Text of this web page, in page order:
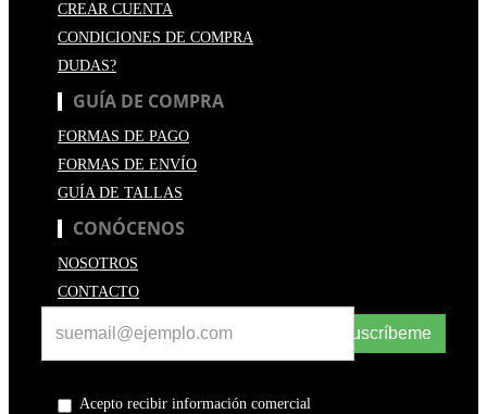
CREAR CUENTA
CONDICIONES DE COMPRA
DUDAS?
GUÍA DE COMPRA
FORMAS DE PAGO
FORMAS DE ENVÍO
GUÍA DE TALLAS
CONÓCENOS
NOSOTROS
CONTACTO
Suscríbeme
Acepto recibir información comercial